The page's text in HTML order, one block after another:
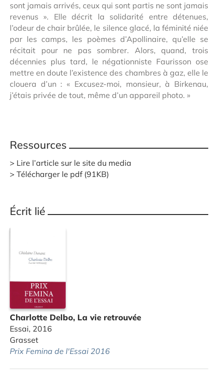
sont jamais arrivés, ceux qui sont partis ne sont jamais
revenus ». Elle décrit la solidarité entre détenues,
l’odeur de chair brûlée, le silence glacé, la féminité niée
par les camps, les poèmes d’Apollinaire, qu’elle se
récitait pour ne pas sombrer. Alors, quand, trois
décennies plus tard, le négationniste Faurisson ose
mettre en doute l’existence des chambres à gaz, elle le
clouera d’un : « Excusez-moi, monsieur, à Birkenau,
j’étais privée de tout, même d’un appareil photo. »
Ressources
Lire l’article sur le site du media
Télécharger le pdf (91KB)
Écrit lié
Charlotte Delbo, La vie retrouvée
Essai, 2016
Grasset
Prix Femina de l'Essai 2016